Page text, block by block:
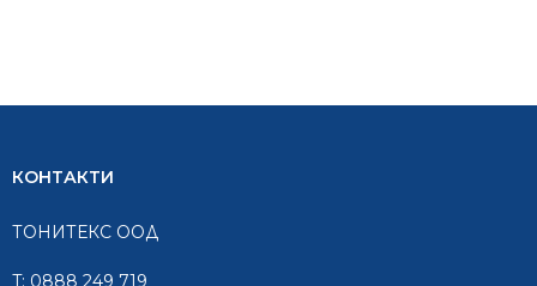
КОНТАКТИ
ТОНИТЕКС ООД
T: 0888 249 719